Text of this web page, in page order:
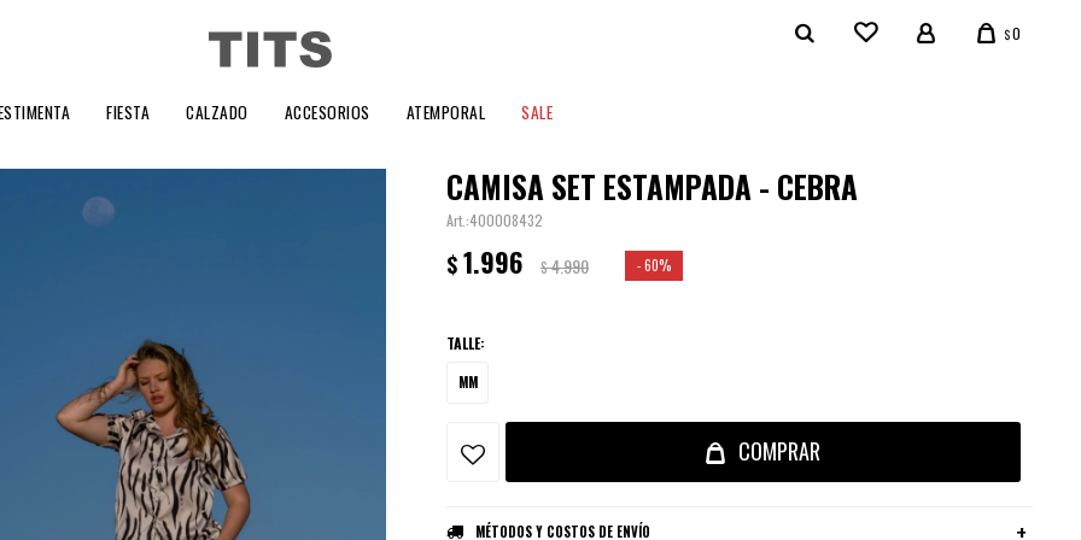
FIESTA CALZADO ACCESORIOS ATEMPORAL SALE
$0
CAMISA SET ESTAMPADA - CEBRA
400008432
$ 1.996 $4.990 60
TALLE:
MM
COMPRAR
MÉTODOS Y COSTOS DE ENVÍO